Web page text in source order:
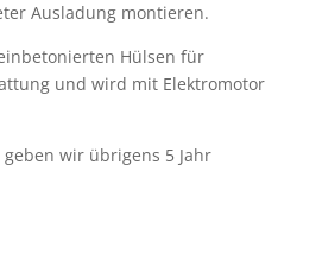
Ausladung montieren.
Hülsen für
und wird mit Elektromotor
wir übrigens 5 Jahr